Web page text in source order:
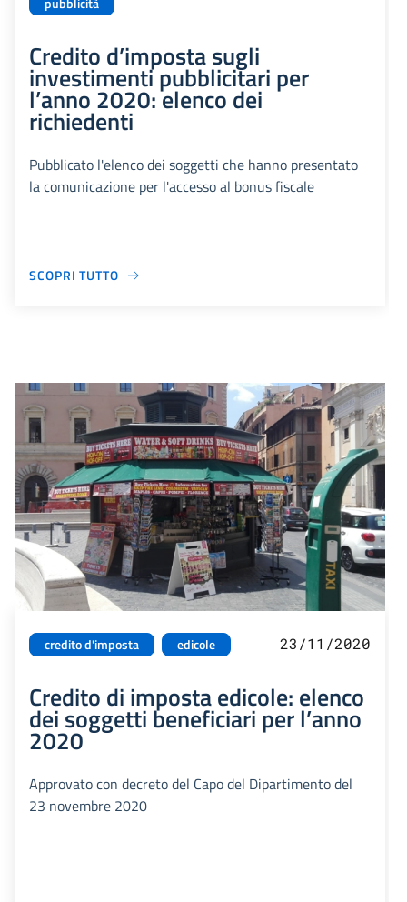
pubblicità
Credito d’imposta sugli
investimenti pubblicitari per
l’anno 2020: elenco dei
richiedenti
Pubblicato l'elenco dei soggetti che hanno presentato
la comunicazione per l'accesso al bonus fiscale
SCOPRI TUTTO
credito d'imposta edicole 23/11/2020
Credito di imposta edicole: elenco
dei soggetti beneficiari per l’anno
2020
Approvato con decreto del Capo del Dipartimento del
23 novembre 2020